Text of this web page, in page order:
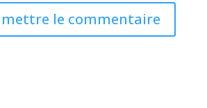
le commentaire